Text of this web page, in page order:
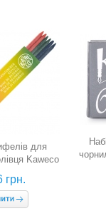
для
Kaweco
6 штук)
грн.